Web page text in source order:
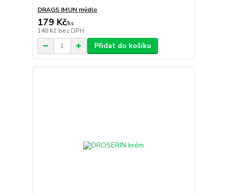
DRAGS IMUN mýdlo
179 Kč/ks
148 Kč bez DPH
Přidat do košíku